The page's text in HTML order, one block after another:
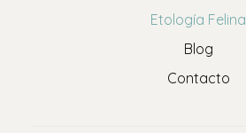
Etología Felina
Blog
Contacto